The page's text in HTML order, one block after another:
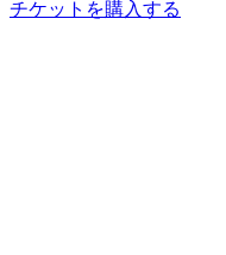
チケットを購入する